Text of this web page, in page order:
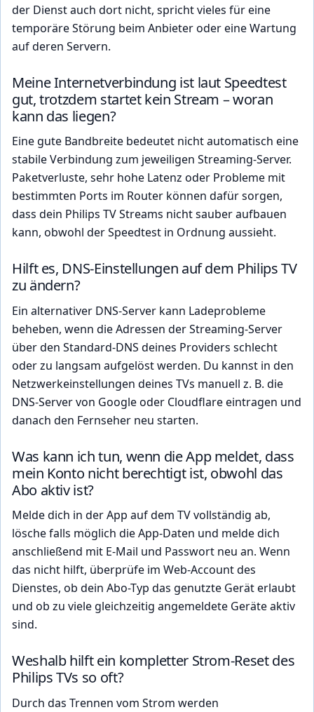
der Dienst auch dort nicht, spricht vieles für eine
temporäre Störung beim Anbieter oder eine Wartung
auf deren Servern.
Meine Internetverbindung ist laut Speedtest
gut, trotzdem startet kein Stream – woran
kann das liegen?
Eine gute Bandbreite bedeutet nicht automatisch eine
stabile Verbindung zum jeweiligen Streaming-Server.
Paketverluste, sehr hohe Latenz oder Probleme mit
bestimmten Ports im Router können dafür sorgen,
dass dein Philips TV Streams nicht sauber aufbauen
kann, obwohl der Speedtest in Ordnung aussieht.
Hilft es, DNS-Einstellungen auf dem Philips TV
zu ändern?
Ein alternativer DNS-Server kann Ladeprobleme
beheben, wenn die Adressen der Streaming-Server
über den Standard-DNS deines Providers schlecht
oder zu langsam aufgelöst werden. Du kannst in den
Netzwerkeinstellungen deines TVs manuell z. B. die
DNS-Server von Google oder Cloudflare eintragen und
danach den Fernseher neu starten.
Was kann ich tun, wenn die App meldet, dass
mein Konto nicht berechtigt ist, obwohl das
Abo aktiv ist?
Melde dich in der App auf dem TV vollständig ab,
lösche falls möglich die App-Daten und melde dich
anschließend mit E-Mail und Passwort neu an. Wenn
das nicht hilft, überprüfe im Web-Account des
Dienstes, ob dein Abo-Typ das genutzte Gerät erlaubt
und ob zu viele gleichzeitig angemeldete Geräte aktiv
sind.
Weshalb hilft ein kompletter Strom-Reset des
Philips TVs so oft?
Durch das Trennen vom Strom werden